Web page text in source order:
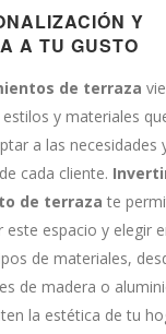
Y
A TU GUSTO
de terraza
y materiales
a las necesidades
cada cliente.
de terraza te
este espacio y elegir
de materiales,
de madera o
la estética de tu